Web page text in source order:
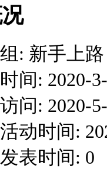
: 新手上路
间: 2020-
问: 2020-
动时间:
表时间: 0